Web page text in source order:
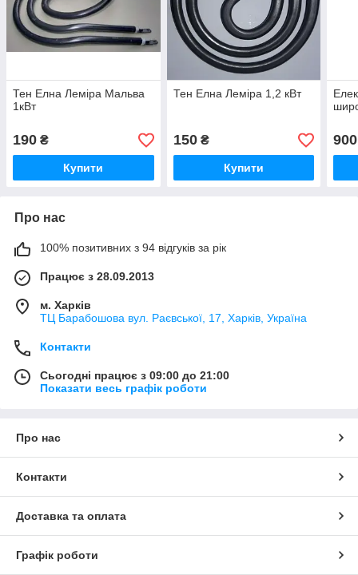
Тен Елна Леміра Мальва
1кВт
190 ₴
Купити
Тен Елна Леміра 1,2 кВт
150₴
Купити
900
Про нас
100% позитивних з 94 відгуків за рік
Працює з 28.09.2013
м. Харків
ТЦ Барабошова вул. Раєвської, 17, Харків, Україна
Контакти
Сьогодні працює з 09:00 до 21:00
Показати весь графік роботи
Про нас
Контакти
Доставка та оплата
Графік роботи